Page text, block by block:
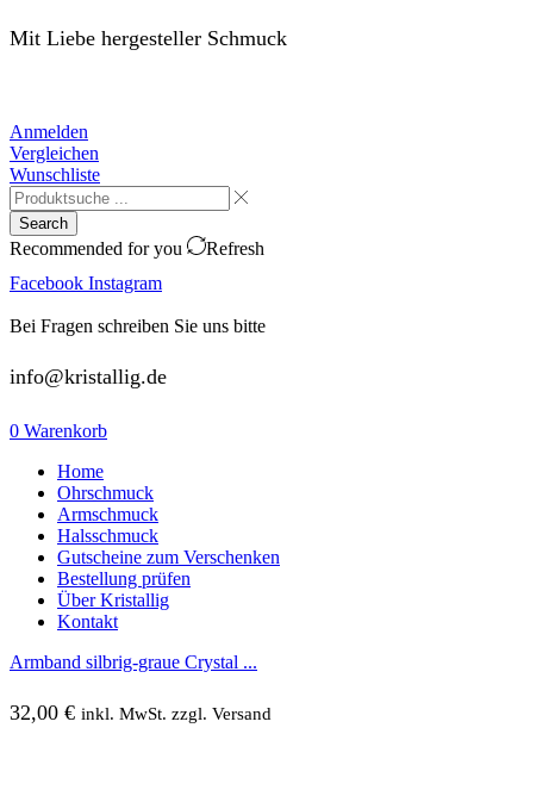
Mit Liebe hergesteller Schmuck
Anmelden
Vergleichen
Wunschliste
Search
Recommended for you
Refresh
Facebook Instagram
Bei Fragen schreiben Sie uns bitte
info@kristallig.de
0 Warenkorb
Home
Ohrschmuck
Armschmuck
Halsschmuck
Gutscheine zum Verschenken
Bestellung prüfen
Über Kristallig
Kontakt
Armband silbrig-graue Crystal ...
32,00 € inkl. MwSt. zzgl. Versand